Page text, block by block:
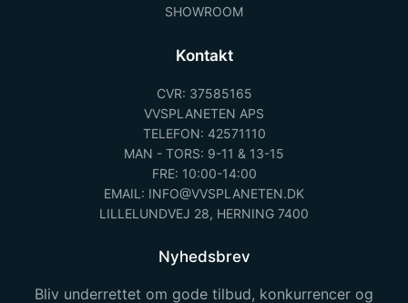
SHOWROOM
Kontakt
CVR: 37585165
VVSPLANETEN APS
TELEFON: 42571110
MAN - TORS: 9-11 & 13-15
FRE: 10:00-14:00
EMAIL: INFO@VVSPLANETEN.DK
LILLELUNDVEJ 28, HERNING 7400
Nyhedsbrev
Bliv underrettet om gode tilbud, konkurrencer og